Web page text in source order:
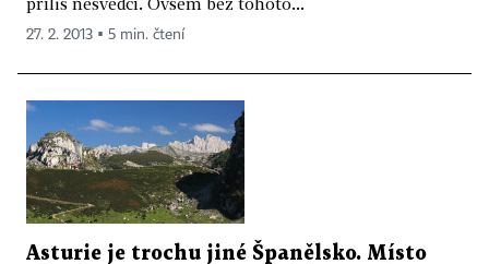
27. 2. 2013 ▪ 5 min. čtení
Asturie je trochu jiné Španělsko. Místo